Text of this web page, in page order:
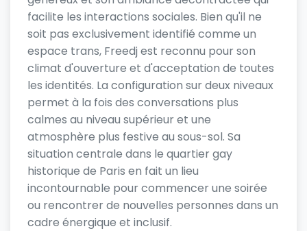
facilite les interactions sociales. Bien qu'il ne
soit pas exclusivement identifié comme un
espace trans, Freedj est reconnu pour son
climat d'ouverture et d'acceptation de toutes
les identités. La configuration sur deux niveaux
permet à la fois des conversations plus
calmes au niveau supérieur et une
atmosphère plus festive au sous-sol. Sa
situation centrale dans le quartier gay
historique de Paris en fait un lieu
incontournable pour commencer une soirée
ou rencontrer de nouvelles personnes dans un
cadre énergique et inclusif.